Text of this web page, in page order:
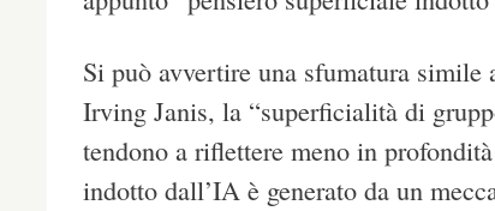
Si può avvertire una sfumatura
Irving Janis, la “superficialità di
tendono a riflettere meno in
indotto dall’IA è generato da un